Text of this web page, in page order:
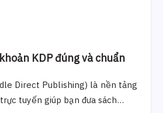
KDP đúng và chuẩn
Direct Publishing) là nền tảng
tuyến giúp bạn đưa sách…